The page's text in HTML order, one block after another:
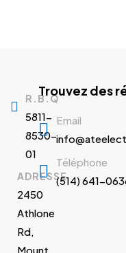
R.B.Q
5811-
8530-
01
ADRESSE
2450
Athlone
Rd,
Mount
Trouvez des
Email
Téléphone
(514) 641-